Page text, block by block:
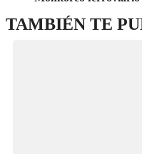
TAMBIÉN TE